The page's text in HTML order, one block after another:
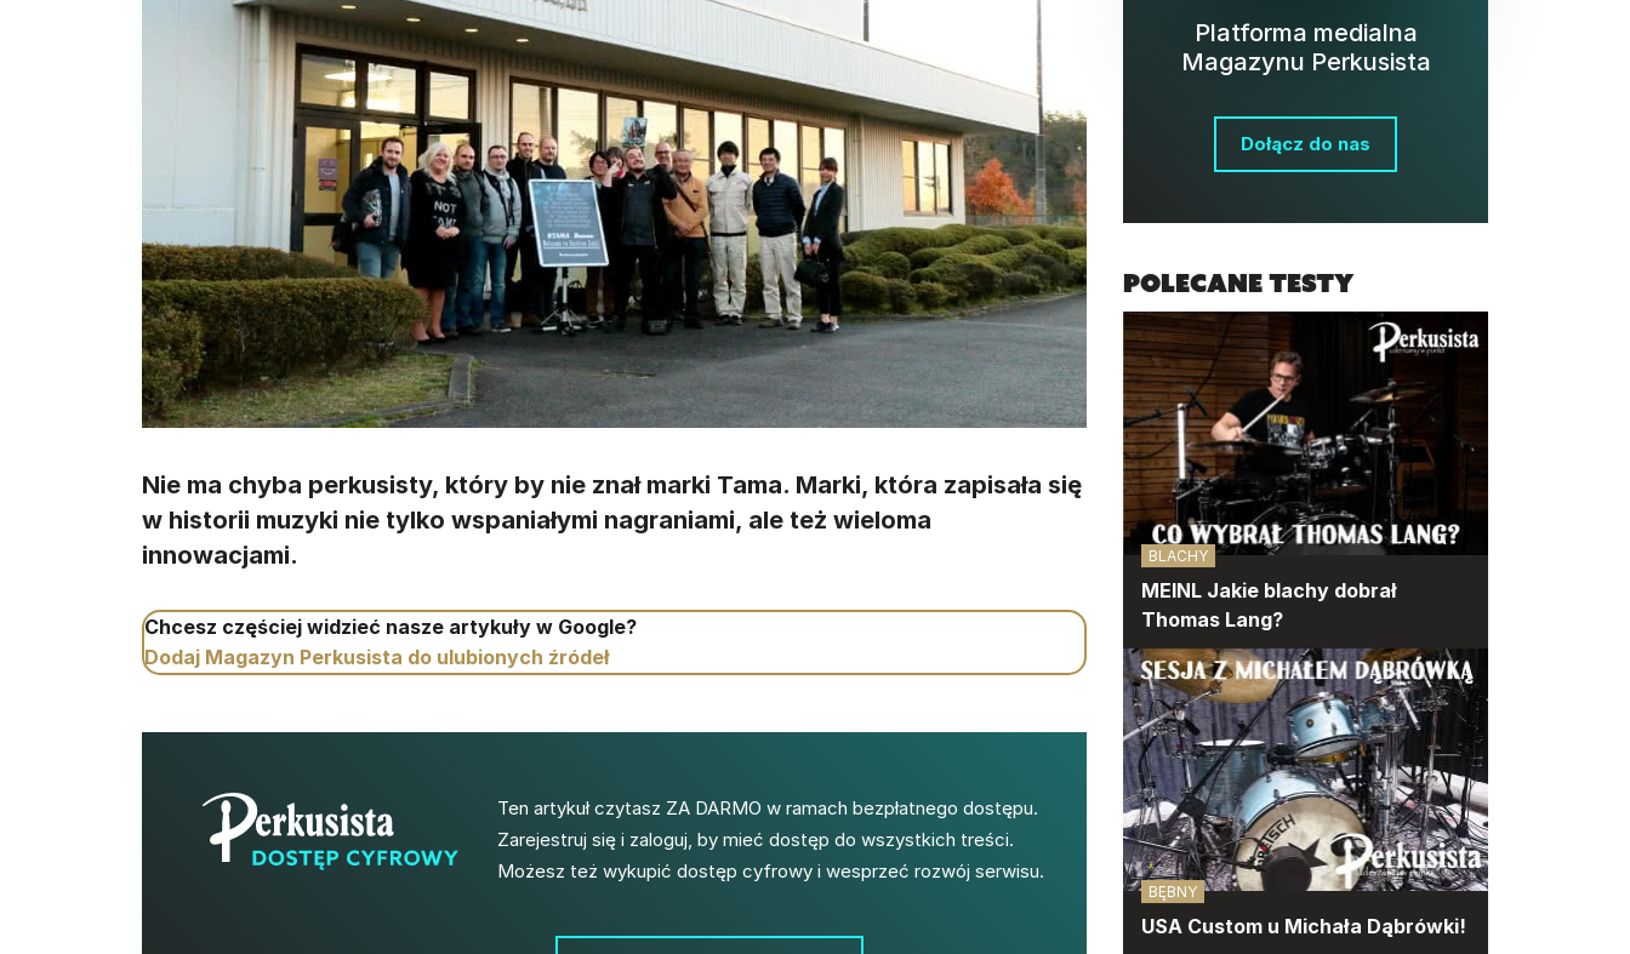
Nie ma chyba perkusisty, który by nie znał marki Tama. Marki, która zapisała się
w historii muzyki nie tylko wspaniałymi nagraniami, ale też wieloma
innowacjami.
Chcesz częściej widzieć nasze artykuły w Google?
Dodaj Magazyn Perkusista do ulubionych źródeł
Ten artykuł czytasz ZA DARMO w ramach bezpłatnego dostępu.
Zarejestruj się i zaloguj, by mieć dostęp do wszystkich treści.
Możesz też wykupić dostęp cyfrowy i wesprzeć rozwój serwisu.
Platforma medialna
Magazynu Perkusista
Dołącz do nas
Polecane testy
BLACHY
MEINL Jakie blachy dobrał
Thomas Lang?
BĘBNY
USA Custom u Michała Dąbrówki!